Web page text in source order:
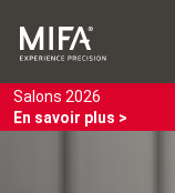
Salons 2026
En savoir plus >